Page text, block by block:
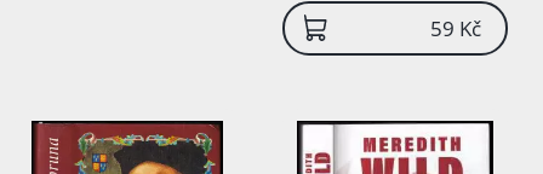
59 Kč